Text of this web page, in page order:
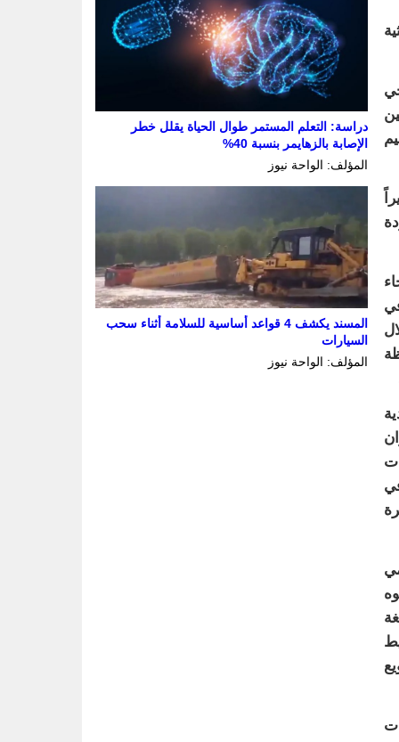
دراسة: التعلم المستمر طوال الحياة يقلل خطر
الإصابة بالزهايمر بنسبة 40%
المؤلف: الواحة نيوز
المسند يكشف 4 قواعد أساسية للسلامة أثناء سحب
السيارات
المؤلف: الواحة نيوز